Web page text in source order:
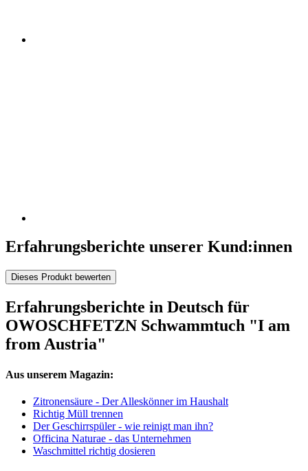
Erfahrungsberichte unserer Kund:innen
Dieses Produkt bewerten
Erfahrungsberichte in Deutsch für
OWOSCHFETZN Schwammtuch "I am
from Austria"
Aus unserem Magazin:
Zitronensäure - Der Alleskönner im Haushalt
Richtig Müll trennen
Der Geschirrspüler - wie reinigt man ihn?
Officina Naturae - das Unternehmen
Waschmittel richtig dosieren